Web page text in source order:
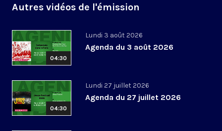
Autres vidéos de l'émission
04:30
Lundi 3 août 2026
Agenda du 3 août 2026
04:30
Lundi 27 juillet 2026
Agenda du 27 juillet 2026